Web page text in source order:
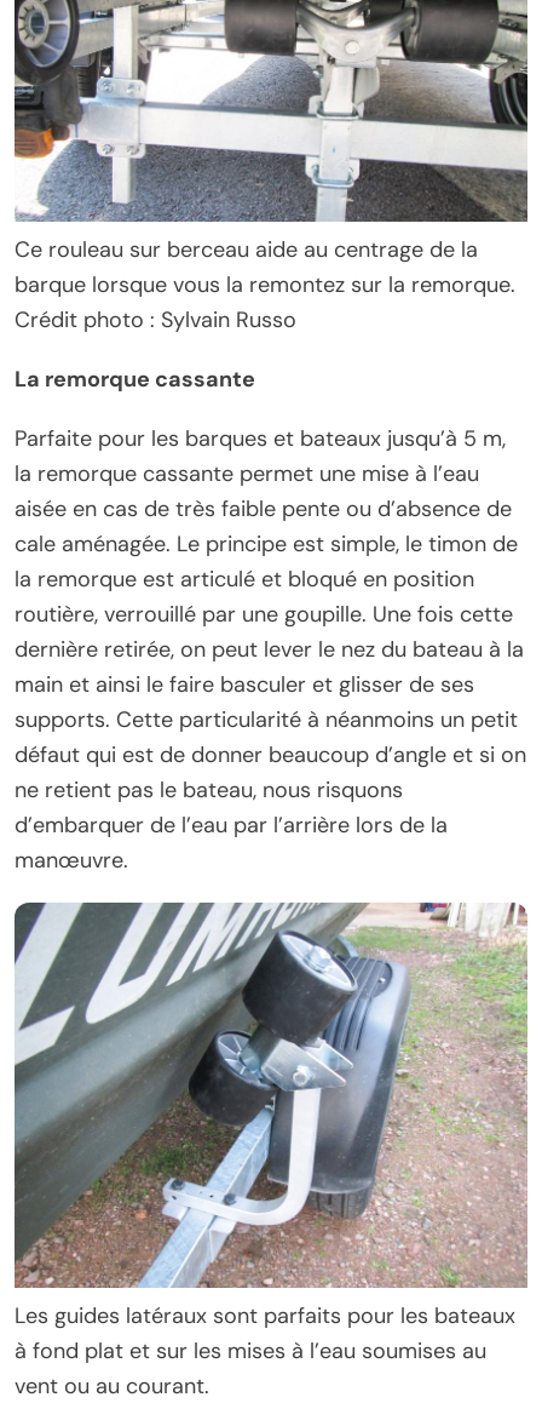
Ce rouleau sur berceau aide au centrage de la
barque lorsque vous la remontez sur la remorque.
Crédit photo : Sylvain Russo
La remorque cassante
Parfaite pour les barques et bateaux jusqu’à 5 m,
la remorque cassante permet une mise à l’eau
aisée en cas de très faible pente ou d’absence de
cale aménagée. Le principe est simple, le timon de
la remorque est articulé et bloqué en position
routière, verrouillé par une goupille. Une fois cette
dernière retirée, on peut lever le nez du bateau à la
main et ainsi le faire basculer et glisser de ses
supports. Cette particularité à néanmoins un petit
défaut qui est de donner beaucoup d’angle et si on
ne retient pas le bateau, nous risquons
d’embarquer de l’eau par l’arrière lors de la
manœuvre.
Les guides latéraux sont parfaits pour les bateaux
à fond plat et sur les mises à l’eau soumises au
vent ou au courant.